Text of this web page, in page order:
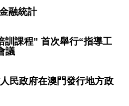
融統計
訓課程” 首次舉行“指導工
議
民政府在澳門發行地方政